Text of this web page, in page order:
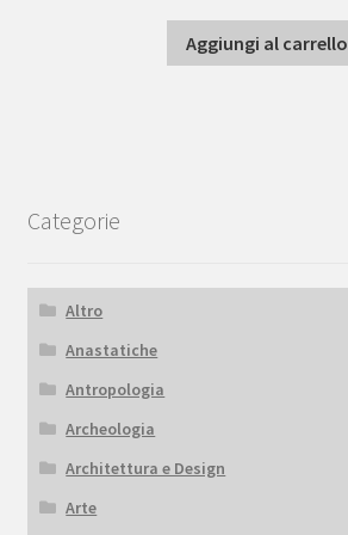
Aggiungi al carrello
Categorie
Altro
Anastatiche
Antropologia
Archeologia
Architettura e Design
Arte